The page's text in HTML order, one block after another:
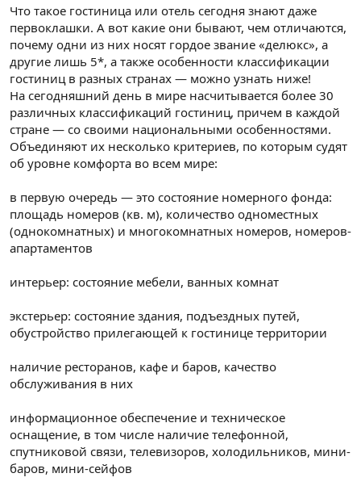
а
Что такое гостиница или отель сегодня знают даже
первоклашки. А вот какие они бывают, чем отличаются,
почему одни из них носят гордое звание «делюкс», а
другие лишь 5*, а также особенности классификации
гостиниц в разных странах — можно узнать ниже!
На сегодняшний день в мире насчитывается более 30
различных классификаций гостиниц, причем в каждой
стране — со своими национальными особенностями.
Объединяют их несколько критериев, по которым судят
об уровне комфорта во всем мире:
в первую очередь — это состояние номерного фонда:
площадь номеров (кв. м), количество одноместных
(однокомнатных) и многокомнатных номеров, номеров-
апартаментов
интерьер: состояние мебели, ванных комнат
экстерьер: состояние здания, подъездных путей,
обустройство прилегающей к гостинице территории
наличие ресторанов, кафе и баров, качество
обслуживания в них
информационное обеспечение и техническое
оснащение, в том числе наличие телефонной,
спутниковой связи, телевизоров, холодильников, мини-
баров, мини-сейфов